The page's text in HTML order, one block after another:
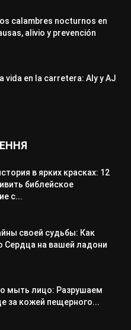
calambres nocturnos en
alivio y prevención
vida en la carretera: Aly y AJ
в ярких красках: 12
библейское
с...
своей судьбы: Как
Сердца на вашей ладони
мыть лицо: Разрушаем
за кожей пещерного...